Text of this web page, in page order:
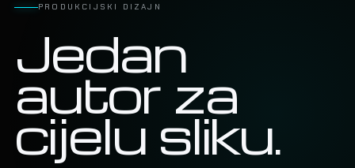
PRODUKCIJSKI DIZAJN
Jedan
autor za
cijelu sliku.